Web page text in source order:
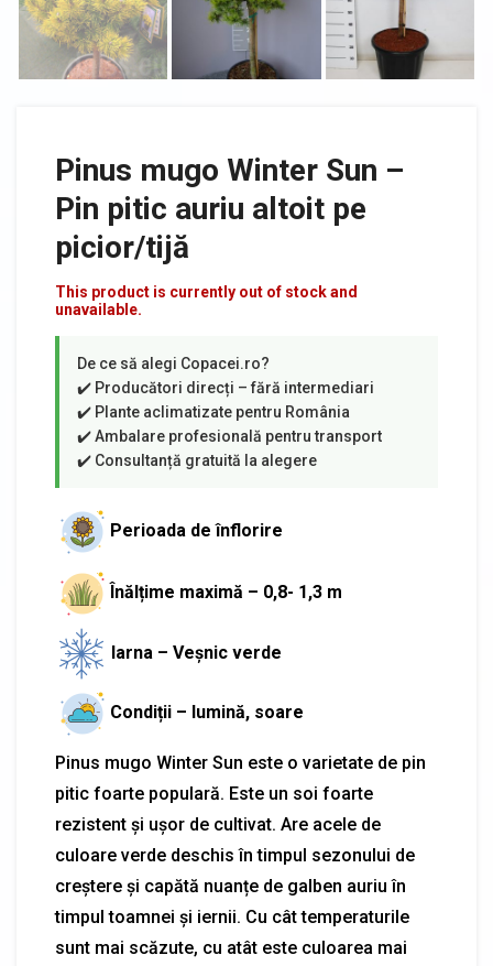
Pinus mugo Winter Sun –
Pin pitic auriu altoit pe
picior/tijă
This product is currently out of stock and
unavailable.
Perioada de înflorire
Înălțime maximă – 0,8- 1,3 m
Iarna – Veșnic verde
Condiții – lumină, soare
Pinus mugo Winter Sun este o varietate de pin
pitic foarte populară. Este un soi foarte
rezistent și ușor de cultivat. Are acele de
culoare verde deschis în timpul sezonului de
creștere și capătă nuanțe de galben auriu în
timpul toamnei și iernii. Cu cât temperaturile
sunt mai scăzute, cu atât este culoarea mai